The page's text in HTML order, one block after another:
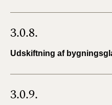
3.0.8.
Udskiftning af
3.0.9.